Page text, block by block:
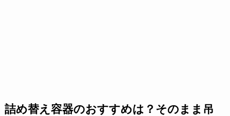
詰め替え容器のおすすめは？そのまま吊